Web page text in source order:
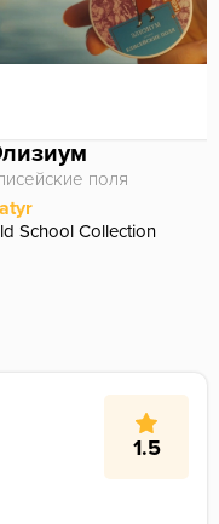
поля
School Collection
1.5